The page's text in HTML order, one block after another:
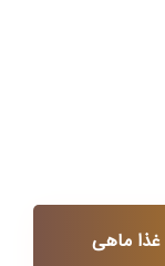
غذا ماهی